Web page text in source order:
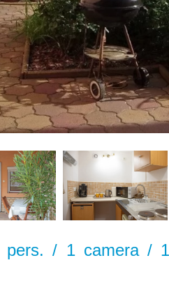
pers. / 1 camera /